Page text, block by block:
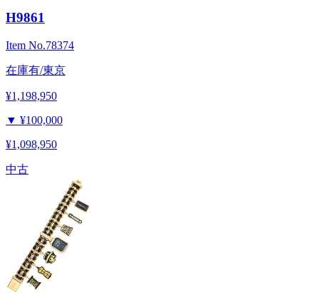
H9861
Item No.78374
在庫有/東京
¥1,198,950
▼ ¥100,000
¥1,098,950
中古